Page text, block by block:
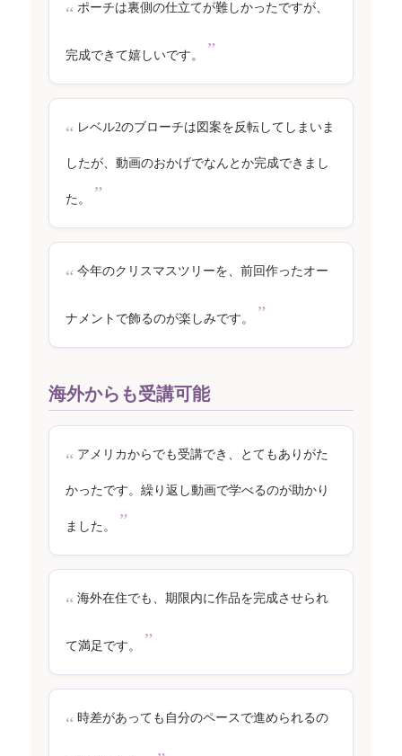
ポーチは裏側の仕立てが難しかったですが、
完成できて嬉しいです。
レベル2のブローチは図案を反転してしまいま
したが、動画のおかげでなんとか完成できまし
た。
今年のクリスマスツリーを、前回作ったオー
ナメントで飾るのが楽しみです。
海外からも受講可能
アメリカからでも受講でき、とてもありがた
かったです。繰り返し動画で学べるのが助かり
ました。
海外在住でも、期限内に作品を完成させられ
て満足です。
時差があっても自分のペースで進められるの